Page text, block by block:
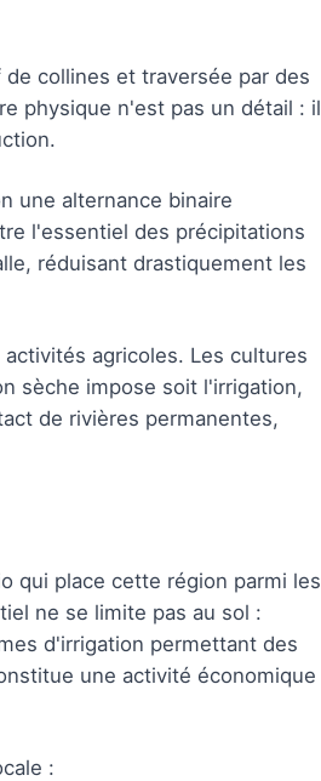
collines et traversée par des
physique n'est pas un détail : il
une alternance binaire
l'essentiel des précipitations
réduisant drastiquement les
agricoles. Les cultures
sèche impose soit l'irrigation,
de rivières permanentes,
qui place cette région parmi les
ne se limite pas au sol :
d'irrigation permettant des
une activité économique
: